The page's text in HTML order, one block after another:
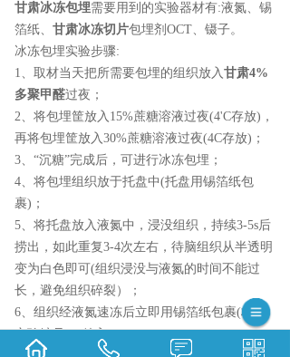
甘肃冰冻包埋需要用到的实验器材有:液氮、锡
箔纸、 甘肃冰冻切片包埋剂OCT、镊子。
冰冻包埋实验步骤:
1、取材当天把所需要包埋的组织放入甘肃4%
多聚甲醛过夜；
2、将包埋筐放入15%蔗糖溶液过夜(4'C存放)，
再将包埋筐放入30%蔗糖溶液过夜(4C存放)；
3、“沉糖”完成后，可进行冰冻包埋；
4、将包埋组织放于托盘中(托盘用锡箔纸包
裹)；
5、将托盘放入液氮中，浸没组织，持续3-5s后
捞出，如此重复3-4次左右，待脑组织从半透明
变为白色即可(组织浸没与液氮的时间不能过
长，避免组织碎裂）；
6、组织经液氮速冻后立即用锡箔纸包裹(标注
实验编号)，放入-80°C；